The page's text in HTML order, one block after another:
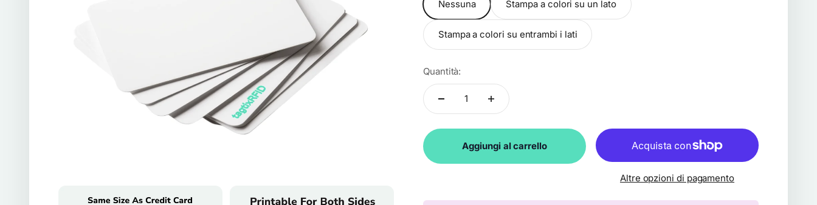
Nessuna Stampa a colori su un lato
Stampa a colori su entrambi i lati
Quantità:
Aggiungi al carrello
Altre opzioni di pagamento